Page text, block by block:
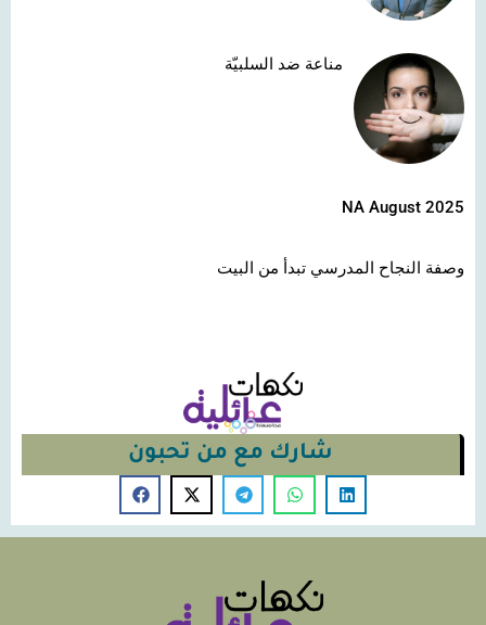
مناعة ضد السلبيّة
NA August 2025
وصفة النجاح المدرسي تبدأ من البيت
شارك مع من تحبون